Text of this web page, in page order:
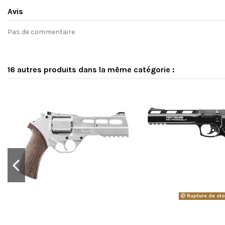
Avis
Pas de commentaire
16 autres produits dans la même catégorie :
Rupture de